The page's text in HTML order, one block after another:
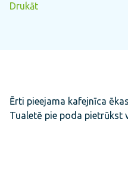
Drukāt
Ērti pieejama kafejnīca
Tualetē pie poda pietrūkst